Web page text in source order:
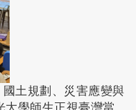
土規劃、災害應變與